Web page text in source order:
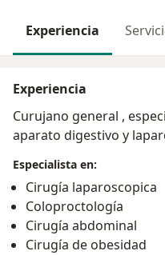
Experiencia
Experiencia
Curujano general ,
aparato digestivo y
Especialista en:
Cirugía laparoscopica
Coloproctología
Cirugía abdominal
Cirugía de obesidad